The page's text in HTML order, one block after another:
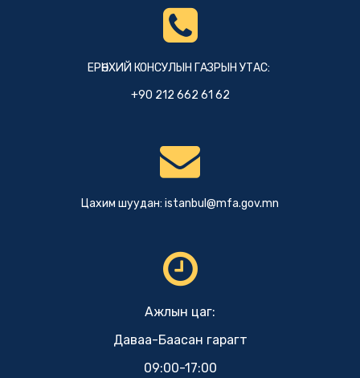
ЕРӨНХИЙ КОНСУЛЫН ГАЗРЫН УТАС:
+90 212 662 61 62
Цахим шуудан: istanbul@mfa.gov.mn
Ажлын цаг:
Даваа-Баасан гарагт
09:00-17:00